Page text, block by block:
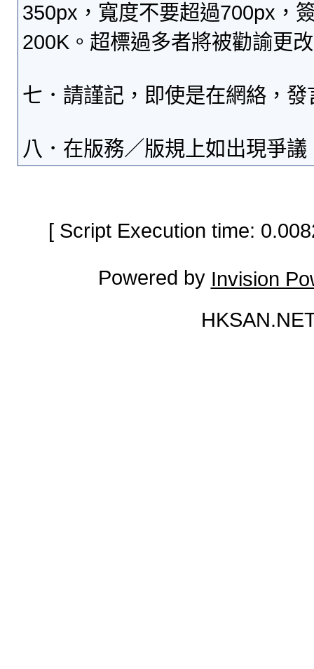
350px，寬度不要超過700px，
200K。超標過多者將被勸諭更
七．請謹記，即使是在網絡，
八．在版務／版規上如出現爭
[ Script Execution time:
Powered by Invision